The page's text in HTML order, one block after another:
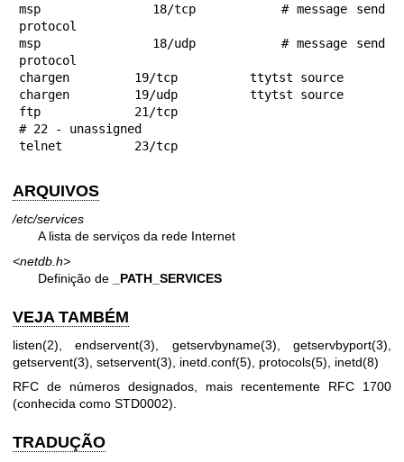
msp             18/tcp          # message send
protocol
msp             18/udp          # message send
protocol
chargen         19/tcp          ttytst source
chargen         19/udp          ttytst source
ftp             21/tcp
# 22 - unassigned
telnet          23/tcp
ARQUIVOS
/etc/services
A lista de serviços da rede Internet
<netdb.h>
Definição de
_PATH_SERVICES
VEJA TAMBÉM
listen(2) ,endservent(3) getservbyname(3) ,getservbyport(3)
getservent(3) setservent(3) inetd.conf(5) protocols(5)
inetd(8)
RFC de números designados, mais recentemente RFC 1700
(conhecida como STD0002).
TRADUÇÃO